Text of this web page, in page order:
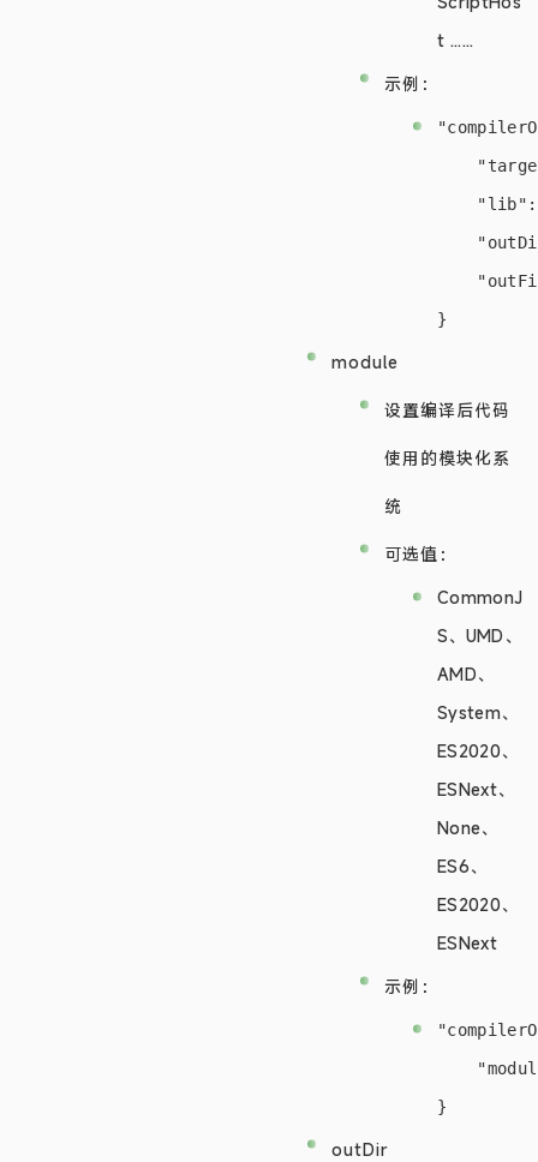
t ......
示例：
module
设置编译后代码
使用的模块化系
统
可选值：
CommonJ
S、UMD、
AMD、
System、
ES2020、
ESNext、
None、
ES6、
ES2020、
ESNext
示例：
outDir